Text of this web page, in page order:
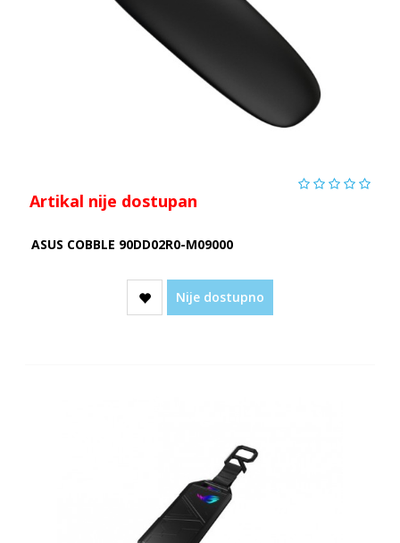
Artikal nije dostupan
ASUS COBBLE 90DD02R0-M09000
Nije dostupno